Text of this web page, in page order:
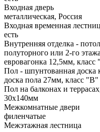
Входная дверь
металлическая, Россия
Входная временная
есть
Внутренняя отделка -
полуторного или 2-го
евровагонка 12,5мм, класс
Пол - шпунтованная доска
доска пола 27мм, класс "B"
Пол на балконах и
30x140мм
Межкомнатные двери
филенчатые
Межэтажная лестница